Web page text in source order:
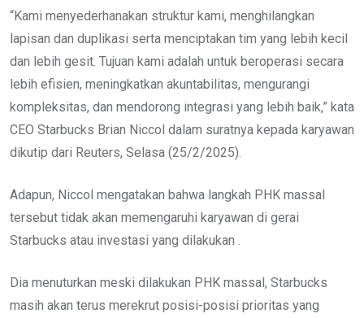
“Kami menyederhanakan struktur kami, menghilangkan
lapisan dan duplikasi serta menciptakan tim yang lebih kecil
dan lebih gesit. Tujuan kami adalah untuk beroperasi secara
lebih efisien, meningkatkan akuntabilitas, mengurangi
kompleksitas, dan mendorong integrasi yang lebih baik,” kata
CEO Starbucks Brian Niccol dalam suratnya kepada karyawan
dikutip dari Reuters, Selasa (25/2/2025).
Adapun, Niccol mengatakan bahwa langkah PHK massal
tersebut tidak akan memengaruhi karyawan di gerai
Starbucks atau investasi yang dilakukan .
Dia menuturkan meski dilakukan PHK massal, Starbucks
masih akan terus merekrut posisi-posisi prioritas yang